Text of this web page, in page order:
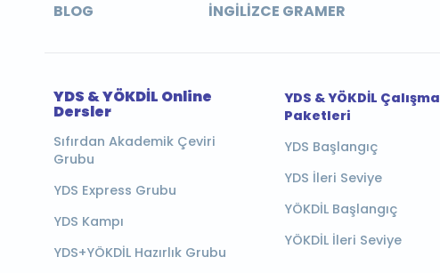
BLOG İNGILIZCE GRAMER
YDS & YÖKDİL Online
Dersler
Sıfırdan Akademik Çeviri
Grubu
YDS Express Grubu
YDS Kampı
YDS+YÖKDİL Hazırlık Grubu
YDS & YÖKDİL Çalışma
Paketleri
YDS Başlangıç
YDS İleri Seviye
YÖKDİL Başlangıç
YÖKDİL İleri Seviye